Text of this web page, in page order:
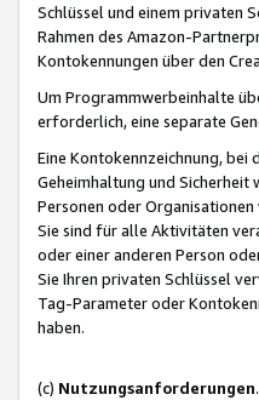
Schlüssel und einem privaten
Rahmen des Amazon-
Kontokennungen über den
Um Programmwerbeinhalte
erforderlich, eine separate
Eine Kontokennzeichnung, bei
Geheimhaltung und
Personen oder
Sie sind für alle Aktivitäten
oder einer anderen Person
Sie Ihren privaten Schlüssel
Tag-Parameter oder
haben.
(c) Nutzungsanforderungen